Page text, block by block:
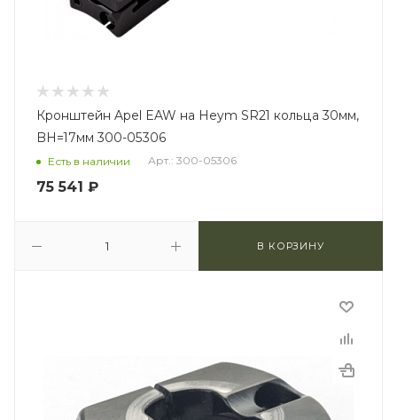
Кронштейн Apel EAW на Heym SR21 кольца 30мм,
BH=17мм 300-05306
Есть в наличии Арт.: 300-05306
75 541 ₽
В КОРЗИНУ